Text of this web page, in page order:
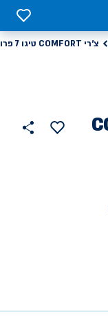
0
צ'רי COMFORT טיגו 7 פרו
113670
הוסף
למועדפים